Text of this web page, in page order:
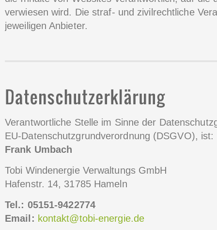
verwiesen wird. Die straf- und zivilrechtliche
jeweiligen Anbieter.
Verantwortliche Stelle im Sinne der
EU-Datenschutzgrundverordnung (DSGVO), ist:
Frank Umbach
Tobi Windenergie Verwaltungs GmbH
Hafenstr. 14, 31785 Hameln
Tel.: 05151-9422774
Email: kontakt@tobi-energie.de